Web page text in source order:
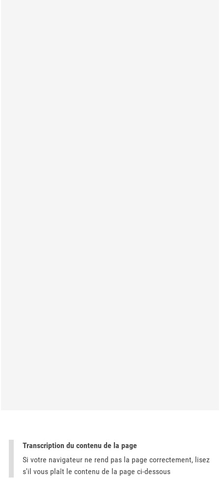
Transcription du contenu de la page
Si votre navigateur ne rend pas la page correctement, lisez
s'il vous plaît le contenu de la page ci-dessous